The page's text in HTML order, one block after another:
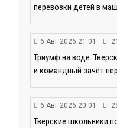
перевозки детей в
6 Авг 2026 21:01
Триумф на воде:
и командный зачёт
6 Авг 2026 20:01
Тверские школьники